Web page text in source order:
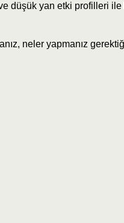
düşük yan etki profilleri
neler yapmanız